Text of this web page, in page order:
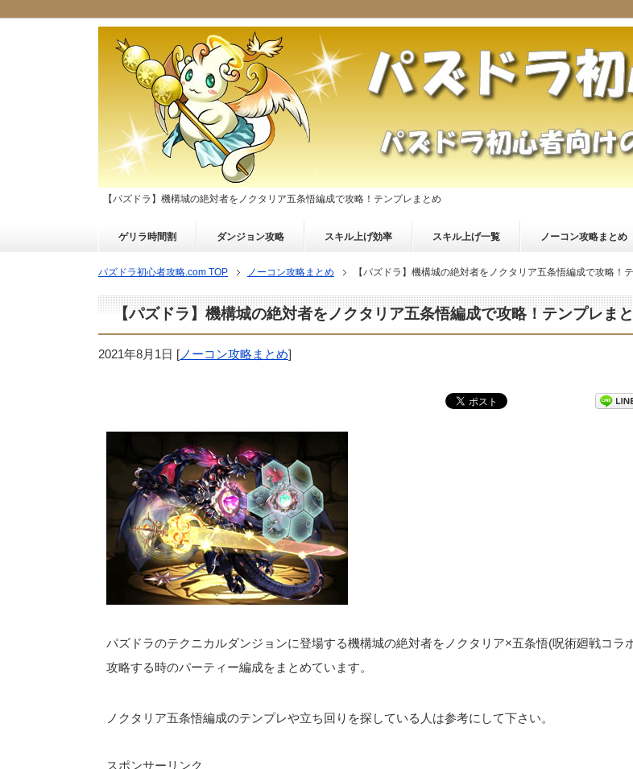
【パズドラ】機構城の絶対者をノクタリア五条悟編成で攻略！テンプレまとめ
ゲリラ時間割 ダンジョン攻略 スキル上げ効率 スキル上げ一覧 ノーコン攻略まとめ
パズドラ初心者攻略.com TOP ノーコン攻略まとめ 【パズドラ】機構城の絶対者をノクタリア五条悟編成で攻略！
【パズドラ】機構城の絶対者をノクタリア五条悟編成で攻略！テンプレま
2021年8月1日 [ノーコン攻略まとめ]
パズドラのテクニカルダンジョンに登場する機構城の絶対者をノクタリア×五条悟(呪術廻戦コラ
攻略する時のパーティー編成をまとめています。
ノクタリア五条悟編成のテンプレや立ち回りを探している人は参考にして下さい。
スポンサーリンク